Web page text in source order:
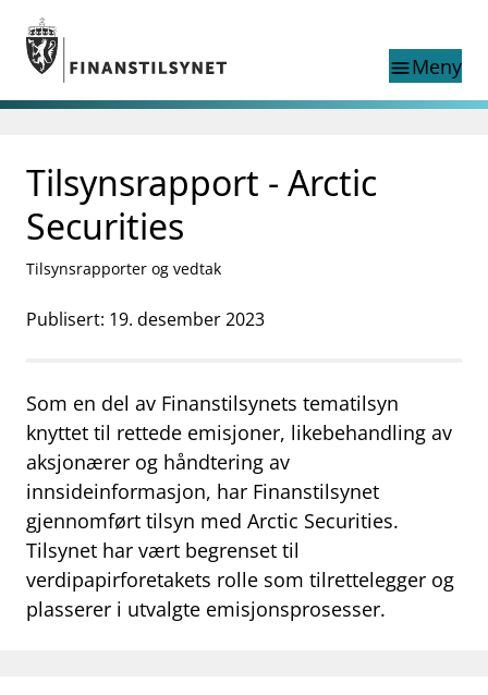
Gå til hovedinnhold
Gå til søkesiden
menuMeny
nettstedet
language
English
exist in English
Aktuelt
Finanstilsynets registre
businessOm Finanstilsynet
mail_outlineKontakt oss
work_outlineJobb hos oss
dashboardInformasjon for investorer
notifications_noneAbonner på nyhetsvarsel
Tilsynsrapport - Arctic
Securities
Tilsynsrapporter og vedtak
Publisert: 19. desember 2023
Som en del av Finanstilsynets tematilsyn
knyttet til rettede emisjoner, likebehandling av
aksjonærer og håndtering av
innsideinformasjon, har Finanstilsynet
gjennomført tilsyn med Arctic Securities.
Tilsynet har vært begrenset til
verdipapirforetakets rolle som tilrettelegger og
plasserer i utvalgte emisjonsprosesser.